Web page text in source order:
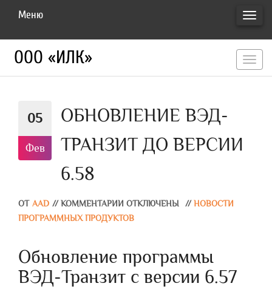
Меню
ООО «ИЛК»
05
Фев
ОБНОВЛЕНИЕ ВЭД-
ТРАНЗИТ ДО ВЕРСИИ
6.58
ОТ AAD // КОММЕНТАРИИ ОТКЛЮЧЕНЫ // НОВОСТИ
ПРОГРАММНЫХ ПРОДУКТОВ
Обновление программы
ВЭД-Транзит с версии 6.57